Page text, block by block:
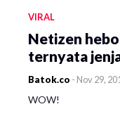
VIRAL
Netizen
ternyata
Batok.co - Nov 29,
WOW!